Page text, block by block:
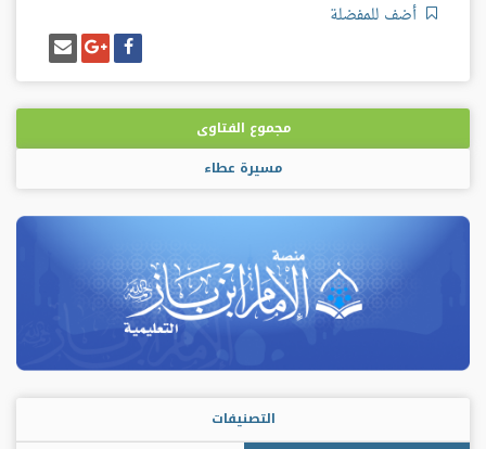
أضف للمفضلة
شارك
على
فيسبوك
شارك
على
غوغل
بلس
إرسل
إيميل
مجموع الفتاوى
مسيرة عطاء
التصنيفات